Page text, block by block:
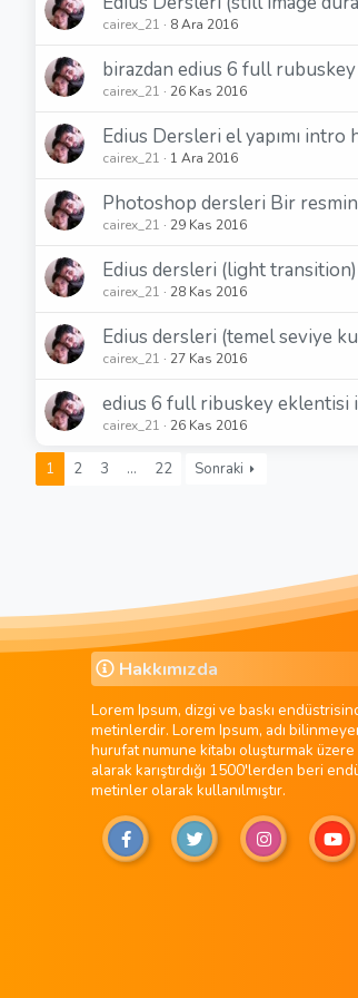
cairex_21 8 Ara 2016
birazdan edius 6 full
cairex_21 26 Kas 2016
Edius Dersleri el yapımı intro
cairex_21 1 Ara 2016
Photoshop dersleri Bir resmin
cairex_21 29 Kas 2016
Edius dersleri (light transition)
cairex_21 28 Kas 2016
Edius dersleri (temel seviye
cairex_21 27 Kas 2016
edius 6 full ribuskey eklentisi
cairex_21 26 Kas 2016
1 2 3 … 22 Sonraki
Hakkımızda
Lorem Ipsum, dizgi ve baskı
metinlerdir. Lorem Ipsum, adı
hurufat numune kitabı oluşturmak
alarak karıştırdığı 1500'lerden beri
metinler olarak kullanılmıştır.